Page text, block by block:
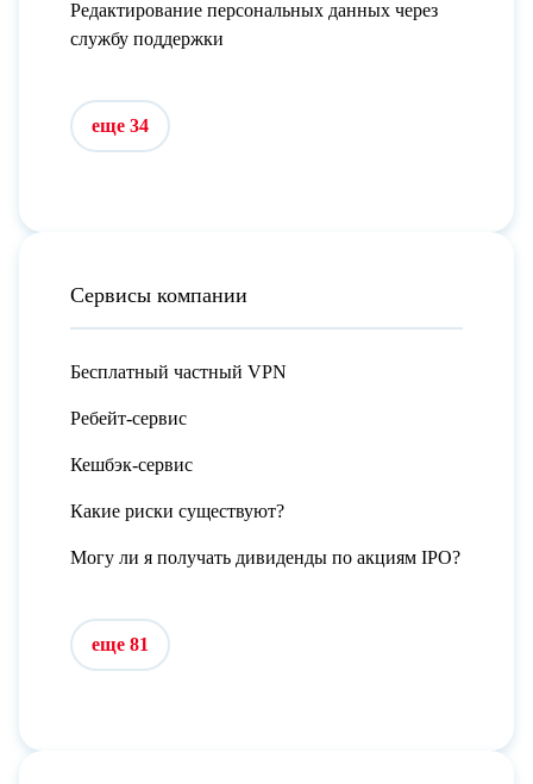
Редактирование персональных данных через
службу поддержки
еще 34
Сервисы компании
Бесплатный частный VPN
Ребейт-сервис
Кешбэк-сервис
Какие риски существуют?
Могу ли я получать дивиденды по акциям IPO?
еще 81